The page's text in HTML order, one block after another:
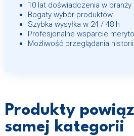
10 lat doświadczenia w branży
Bogaty wybór produktów
Szybka wysyłka w 24 / 48 h
Profesjonalne wsparcie
Możliwość przeglądania
Produkty
samej kategorii